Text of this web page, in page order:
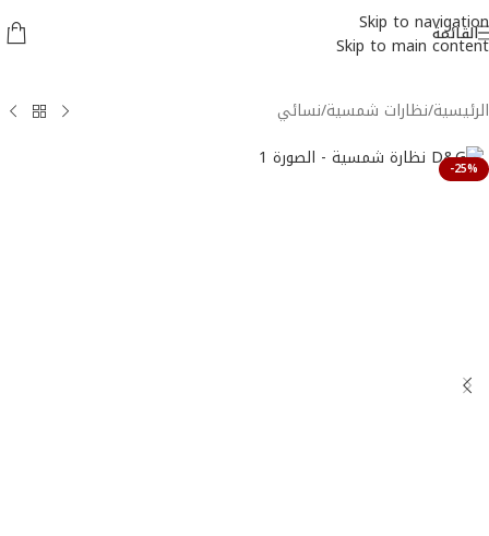
Skip to navigation
Skip to main content
القائمة
الرئيسية/نظارات شمسية/نسائي
-25%